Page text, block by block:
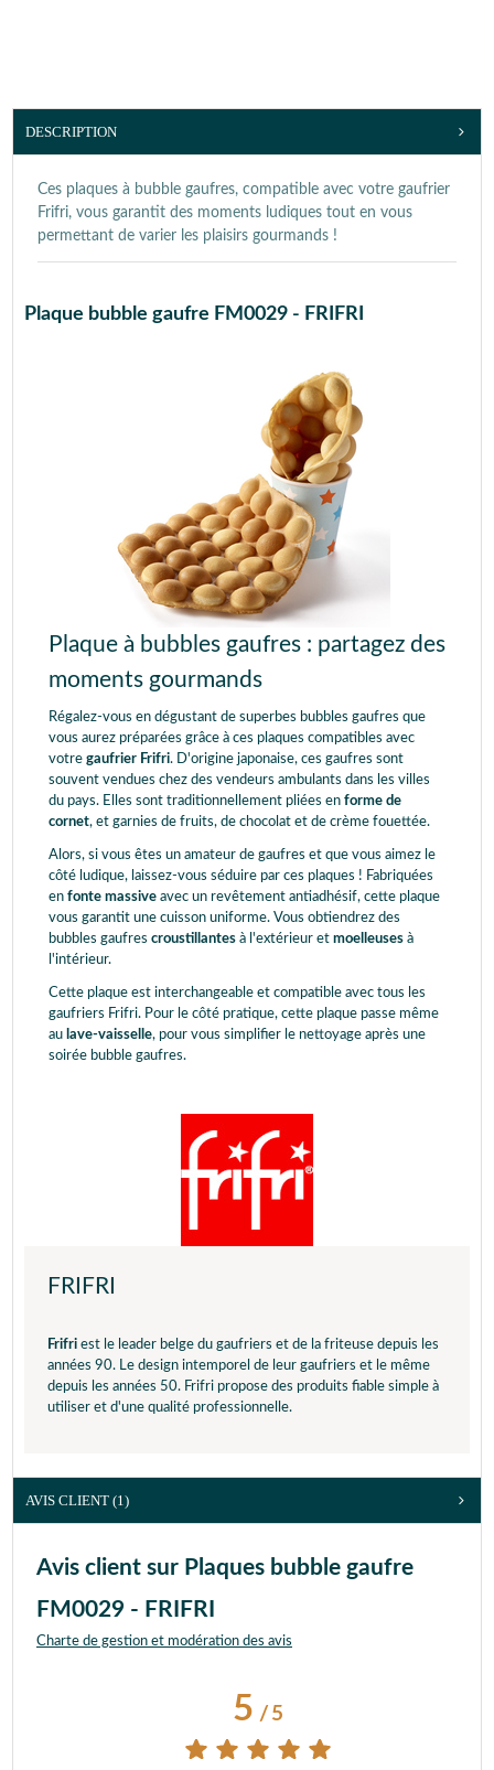
DESCRIPTION
Ces plaques à bubble gaufres, compatible avec votre gaufrier
Frifri, vous garantit des moments ludiques tout en vous
permettant de varier les plaisirs gourmands !
Plaque bubble gaufre FM0029 - FRIFRI
Plaque à bubbles gaufres : partagez des
moments gourmands
Régalez-vous en dégustant de superbes bubbles gaufres que
vous aurez préparées grâce à ces plaques compatibles avec
votre gaufrier Frifri. D'origine japonaise, ces gaufres sont
souvent vendues chez des vendeurs ambulants dans les villes
du pays. Elles sont traditionnellement pliées en forme de
cornet, et garnies de fruits, de chocolat et de crème fouettée.
Alors, si vous êtes un amateur de gaufres et que vous aimez le
côté ludique, laissez-vous séduire par ces plaques ! Fabriquées
en fonte massive avec un revêtement antiadhésif, cette plaque
vous garantit une cuisson uniforme. Vous obtiendrez des
bubbles gaufres croustillantes à l'extérieur et moelleuses à
l'intérieur.
Cette plaque est interchangeable et compatible avec tous les
gaufriers Frifri. Pour le côté pratique, cette plaque passe même
au lave-vaisselle, pour vous simplifier le nettoyage après une
soirée bubble gaufres.
FRIFRI
Frifri est le leader belge du gaufriers et de la friteuse depuis les
années 90. Le design intemporel de leur gaufriers et le même
depuis les années 50. Frifri propose des produits fiable simple à
utiliser et d'une qualité professionnelle.
AVIS CLIENT (1)
Avis client sur Plaques bubble gaufre
FM0029 - FRIFRI
Charte de gestion et modération des avis
5/ 5